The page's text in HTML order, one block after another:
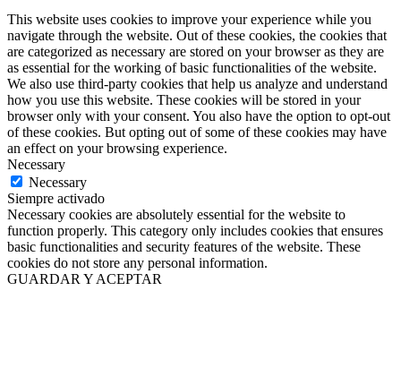
This website uses cookies to improve your experience while you
navigate through the website. Out of these cookies, the cookies that
are categorized as necessary are stored on your browser as they are
as essential for the working of basic functionalities of the website.
We also use third-party cookies that help us analyze and understand
how you use this website. These cookies will be stored in your
browser only with your consent. You also have the option to opt-out
of these cookies. But opting out of some of these cookies may have
an effect on your browsing experience.
Necessary
Necessary
Siempre activado
Necessary cookies are absolutely essential for the website to
function properly. This category only includes cookies that ensures
basic functionalities and security features of the website. These
cookies do not store any personal information.
GUARDAR Y ACEPTAR